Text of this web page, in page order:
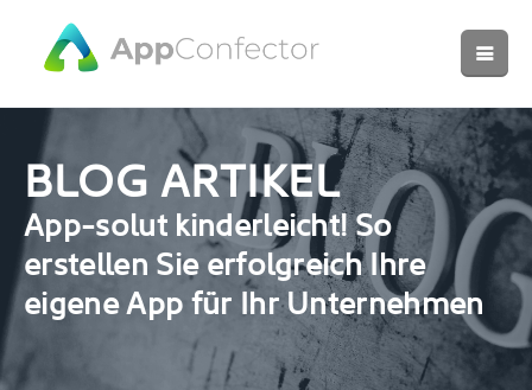
BLOG ARTIKEL
App-solut kinderleicht! So
erstellen Sie erfolgreich Ihre
eigene App für Ihr Unternehmen